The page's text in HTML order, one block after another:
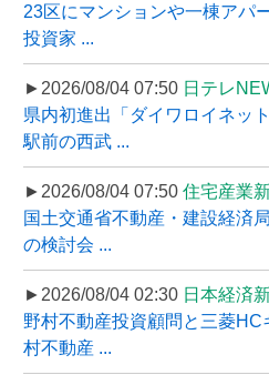
23区にマンションや一棟アパ
投資家 ...
►2026/08/04 07:50 日テレ
県内初進出「ダイワロイネッ
駅前の西武 ...
►2026/08/04 07:50 住宅産業
国土交通省不動産・建設経済
の検討会 ...
►2026/08/04 02:30 日本経済
野村不動産投資顧問と三菱
村不動産 ...